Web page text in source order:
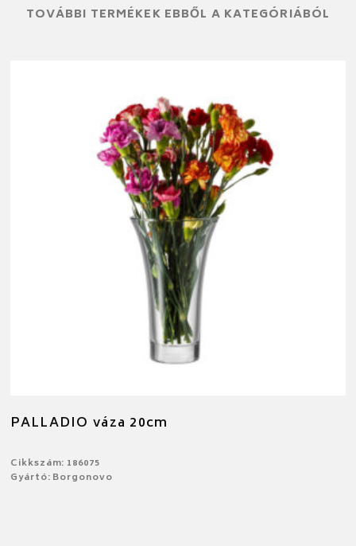
TOVÁBBI TERMÉKEK EBBŐL A KATEGÓRIÁBÓL
PALLADIO váza 20cm
Cikkszám: 186075
Gyártó: Borgonovo